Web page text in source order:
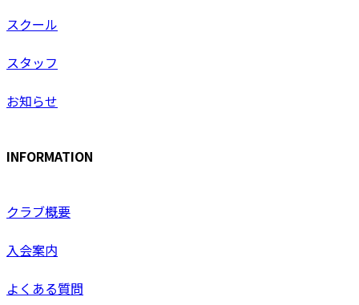
スクール
スタッフ
お知らせ
INFORMATION
クラブ概要
入会案内
よくある質問